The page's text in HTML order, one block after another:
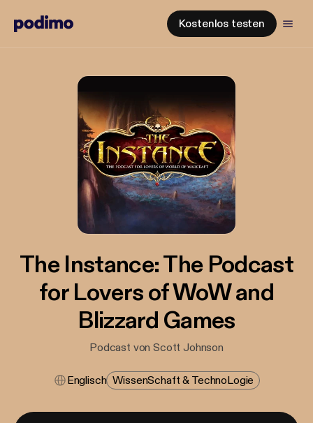
Kostenlos testen
The Instance: The Podcast
for Lovers of WoW and
Blizzard Games
Podcast von Scott Johnson
Englisch Wissen​schaft & Techno​logie